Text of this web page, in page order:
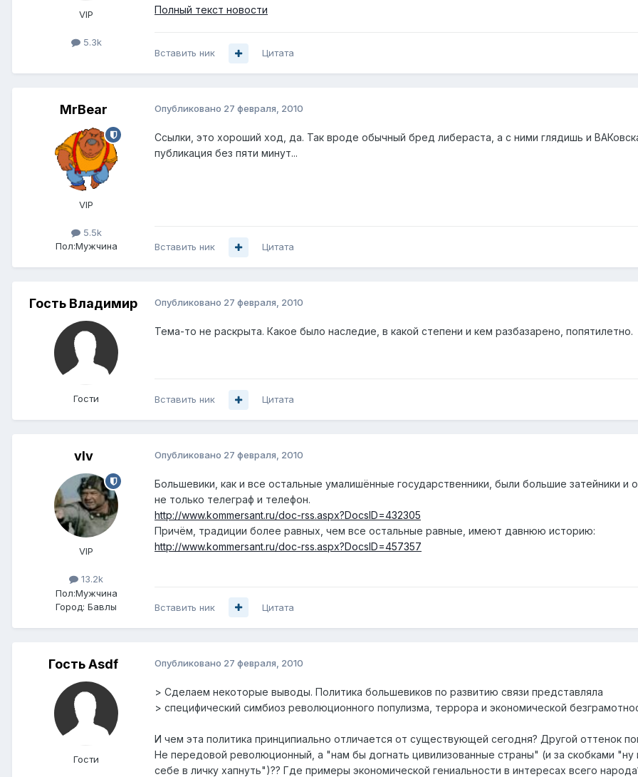
VIP
5.3k
Полный текст новости
Вставить ник Цитата
MrBear
VIP
5.5k
Пол:Мужчина
Опубликовано 27 февраля, 2010
Ссылки, это хороший ход, да. Так вроде обычный бред либераста, а с ними глядишь и
публикация без пяти минут...
Вставить ник Цитата
Гость Владимир
Гости
Опубликовано 27 февраля, 2010
Тема-то не раскрыта. Какое было наследие, в какой степени и кем разбазарено, попятилетно.
Вставить ник Цитата
vIv
VIP
13.2k
Пол:Мужчина
Город: Бавлы
Опубликовано 27 февраля, 2010
Большевики, как и все остальные умалишённые государственники, были большие затейники и
не только телеграф и телефон.
http://www.kommersant.ru/doc-rss.aspx?DocsID=432305
Причём, традиции более равных, чем все остальные равные, имеют давнюю историю:
http://www.kommersant.ru/doc-rss.aspx?DocsID=457357
Вставить ник Цитата
Гость Asdf
Гости
Опубликовано 27 февраля, 2010
> Сделаем некоторые выводы. Политика большевиков по развитию связи представляла
> специфический симбиоз революционного популизма, террора и экономической
И чем эта политика принципиально отличается от существующей сегодня? Другой оттенок
Не передовой революционный, а "нам бы догнать цивилизованные страны" (и за скобками "ну
себе в личку хапнуть")?? Где примеры экономической гениальности в интересах всего